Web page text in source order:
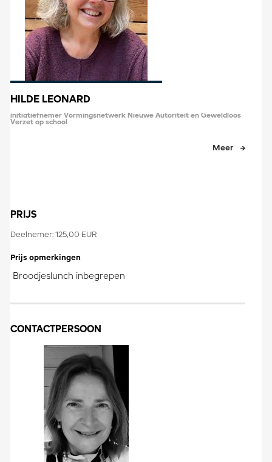
HILDE LEONARD
initiatiefnemer Vormingsnetwerk Nieuwe Autoriteit en Geweldloos
Verzet op school
Meer
PRIJS
Deelnemer: 125,00 EUR
Prijs opmerkingen
Broodjeslunch inbegrepen
CONTACTPERSOON